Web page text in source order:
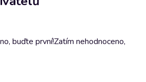
buďte první!Zatím nehodnoceno,